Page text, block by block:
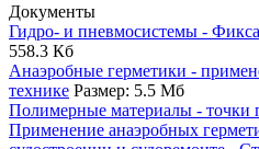
Документы
Гидро- и пневмосистемы -
558.3 Кб
Анаэробные герметики -
технике Размер: 5.5 Мб
Полимерные материалы - точки
Применение анаэробных